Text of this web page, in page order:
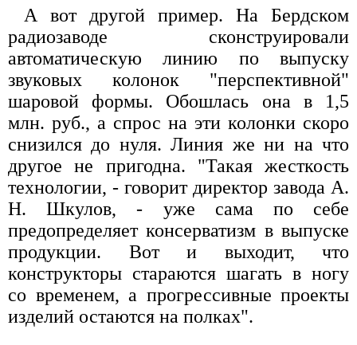
А вот другой пример. На Бердском
радиозаводе сконструировали
автоматическую линию по выпуску
звуковых колонок "перспективной"
шаровой формы. Обошлась она в 1,5
млн. руб., а спрос на эти колонки скоро
снизился до нуля. Линия же ни на что
другое не пригодна. "Такая жесткость
технологии, - говорит директор завода А.
Н. Шкулов, - уже сама по себе
предопределяет консерватизм в выпуске
продукции. Вот и выходит, что
конструкторы стараются шагать в ногу
со временем, а прогрессивные проекты
изделий остаются на полках".